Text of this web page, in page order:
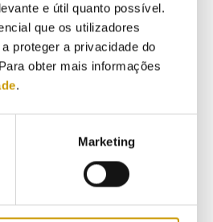
e útil quanto possível.
que os utilizadores
proteger a privacidade do
obter mais informações
.
Marketing